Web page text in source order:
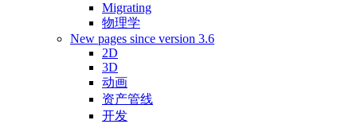
Migrating
物理学
New pages since version 3.6
2D
3D
动画
资产管线
开发